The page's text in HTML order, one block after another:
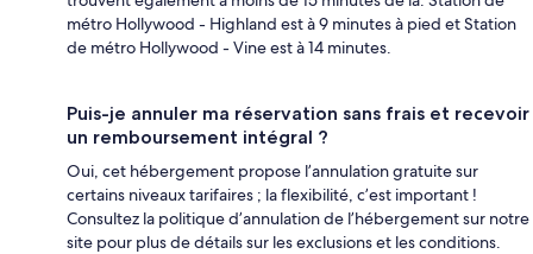
métro Hollywood - Highland est à 9 minutes à pied et Station
de métro Hollywood - Vine est à 14 minutes.
Puis-je annuler ma réservation sans frais et recevoir
un remboursement intégral ?
Oui, cet hébergement propose l’annulation gratuite sur
certains niveaux tarifaires ; la flexibilité, c’est important !
Consultez la politique d’annulation de l’hébergement sur notre
site pour plus de détails sur les exclusions et les conditions.